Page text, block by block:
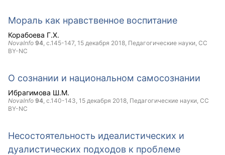
Мораль как нравственное воспитание
Корабоева Г.Х.
NovaInfo 94, с.145-147, 15 декабря 2018, Педагогические науки, CC
BY-NC
О сознании и национальном самосознании
Ибрагимова Ш.М.
NovaInfo 94, с.140-143, 15 декабря 2018, Педагогические науки, CC
BY-NC
Несостоятельность идеалистических и
дуалистических подходов к проблеме